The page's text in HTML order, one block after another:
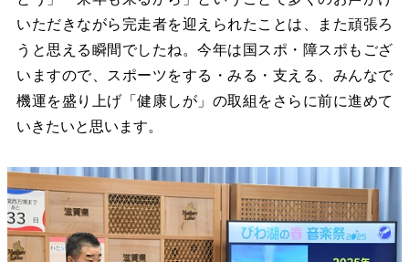
いただきながら完走者を迎えられたことは、また頑張ろ
うと思える瞬間でしたね。今年は国スポ・障スポもござ
いますので、スポーツをする・みる・支える、みんなで
機運を盛り上げ「健康しが」の取組をさらに前に進めて
いきたいと思います。